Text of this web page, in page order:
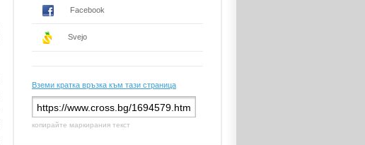
Facebook
Svejo
Вземи кратка връзка към тази страница
копирайте маркирания текст